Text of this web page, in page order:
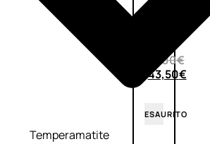
0
58,00€
43,50€
ESAURITO
Temperamatite